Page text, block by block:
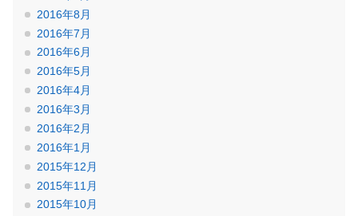
2016年8月
2016年7月
2016年6月
2016年5月
2016年4月
2016年3月
2016年2月
2016年1月
2015年12月
2015年11月
2015年10月